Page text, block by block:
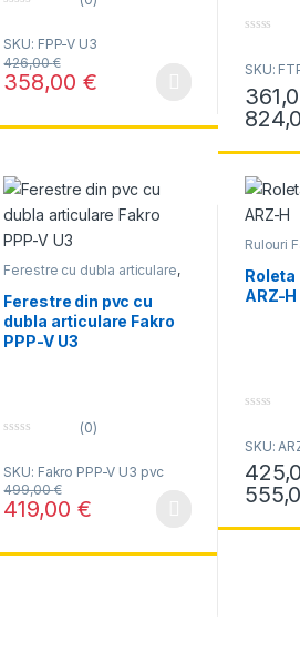
Opțiunile pot fi alese în pagina
u
t
o
f
SKU: FPP-V U3
358,00 €
426,00€
Acest produs are mai multe variații.
u
o
f
5
SKU:
Acest
402,00 € până la 756,00
Opțiunile pot fi alese în pagina
Ferestre cu dubla articulare,
umiditate
Ferestre din pvc cu
dubla articulare Fakro
PPP-V U3
u
t
o
f
(0)
SKU: Fakro PPP-V U3 pvc
419,00 €
499,00€
Acest produs are mai multe variații.
Rulouri
Roleta
ARZ-H
u
o
f
5
SKU:
Acest